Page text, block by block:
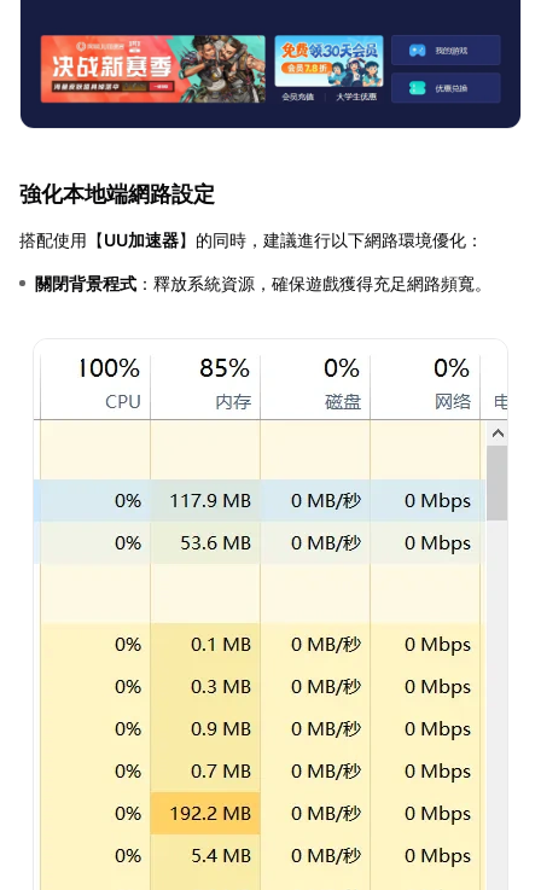
強化本地端網路設定
搭配使用【UU加速器】的同時，建議進行以下網路環境優化：
關閉背景程式 ：釋放系統資源，確保遊戲獲得充足網路頻寬。